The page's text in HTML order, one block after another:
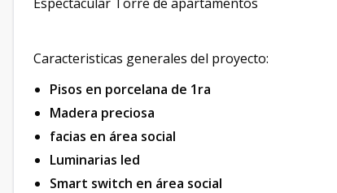
Caracteristicas generales del proyecto:
Pisos en porcelana de 1ra
Madera preciosa
facias en área social
Luminarias led
Smart switch en área social